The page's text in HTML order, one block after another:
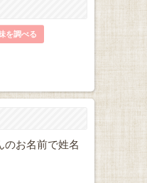
を調べる
のお名前で姓名